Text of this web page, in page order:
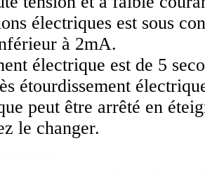
électriques est sous
à 2mA.
électrique est de 5
étourdissement
peut être arrêté en
le changer.